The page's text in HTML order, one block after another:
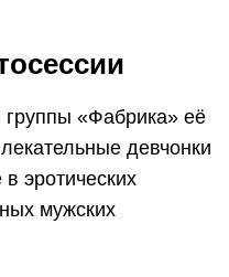
«Фабрика» её
девчонки
эротических
мужских